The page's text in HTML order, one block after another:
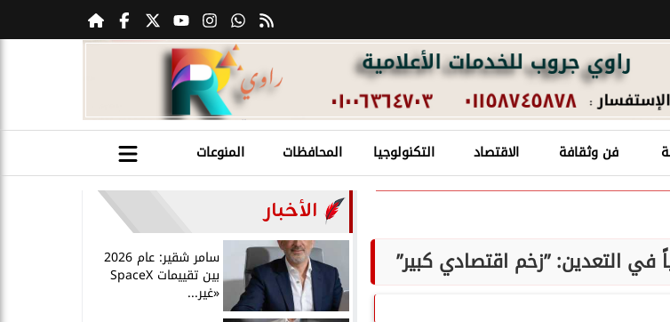
فن وثقافة الاقتصاد التكنولوجيا المحافظات المنوعات
الأخبار
سامر شقير: عام 2026
بين تقييمات SpaceX
«غير...